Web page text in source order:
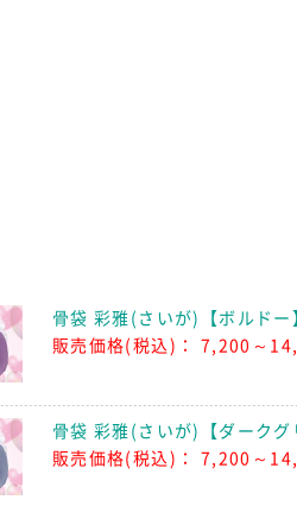
骨袋 彩雅(さいが)【ボルドー
販売価格(税込)： 7,200～
骨袋 彩雅(さいが)【ダークグ
販売価格(税込)： 7,200～